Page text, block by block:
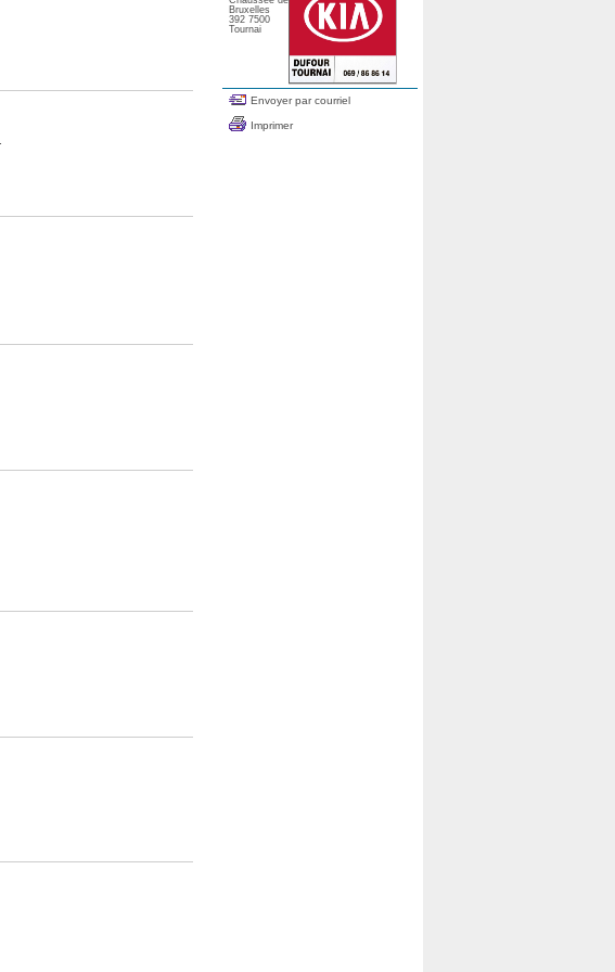
Bruxelles
392 7500
Tournai
Envoyer par courriel
Imprimer